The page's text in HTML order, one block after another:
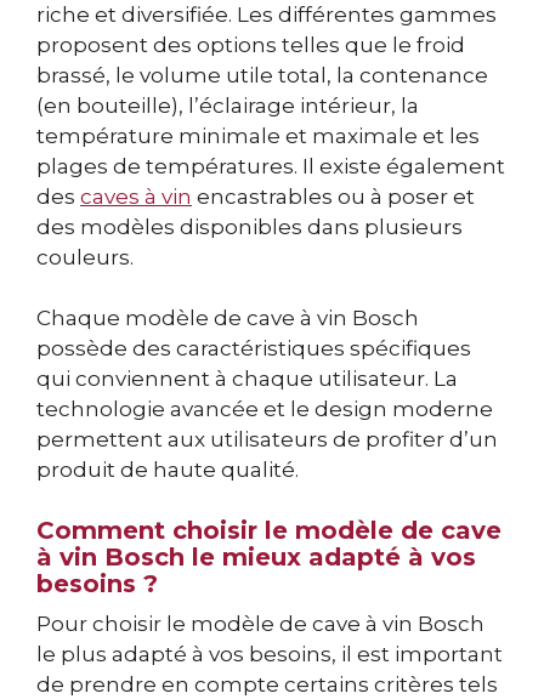
riche et diversifiée. Les différentes gammes
proposent des options telles que le froid
brassé, le volume utile total, la contenance
(en bouteille), l’éclairage intérieur, la
température minimale et maximale et les
plages de températures. Il existe également
des caves à vin encastrables ou à poser et
des modèles disponibles dans plusieurs
couleurs.
Chaque modèle de cave à vin Bosch
possède des caractéristiques spécifiques
qui conviennent à chaque utilisateur. La
technologie avancée et le design moderne
permettent aux utilisateurs de profiter d’un
produit de haute qualité.
Comment choisir le modèle de cave
à vin Bosch le mieux adapté à vos
besoins ?
Pour choisir le modèle de cave à vin Bosch
le plus adapté à vos besoins, il est important
de prendre en compte certains critères tels